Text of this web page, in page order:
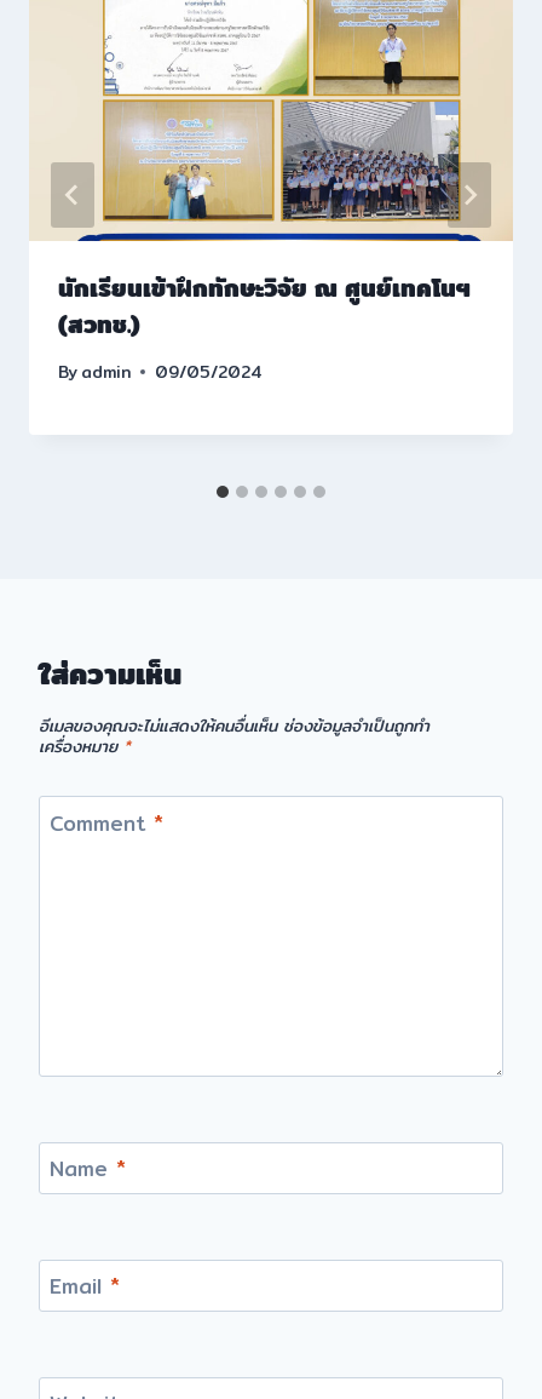
นักเรียนเข้าฝึกทักษะวิจัย ณ ศูนย์เทคโนฯ
(สวทช.)
Byadmin 09/05/2024
ใส่ความเห็น
อีเมลของคุณจะไม่แสดงให้คนอื่นเห็น ช่องข้อมูลจำเป็นถูกทำ
เครื่องหมาย *
Comment *
Name *
Email *